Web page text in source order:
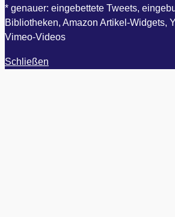
* genauer: eingebettete Tweets,
Bibliotheken, Amazon Artikel-Widgets,
Vimeo-Videos
Schließen